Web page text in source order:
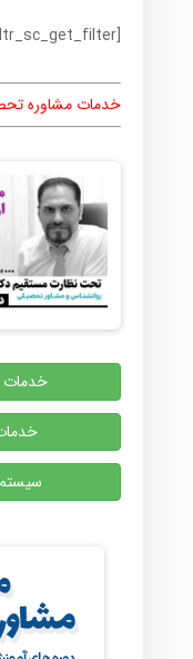
[prdctfltr_sc_get_filter]
خدمات مشاوره
خدمات